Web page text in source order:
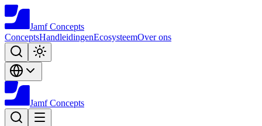
Jamf Concepts
ConceptsHandleidingenEcosysteemOver ons
Jamf Concepts